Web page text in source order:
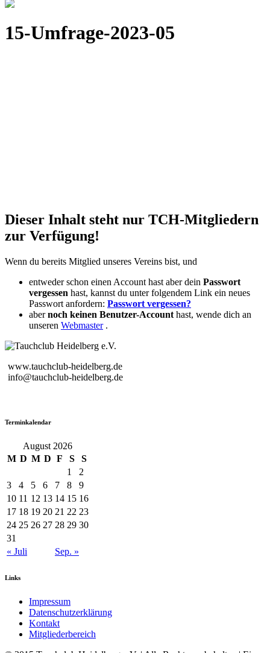
15-Umfrage-2023-05
Dieser Inhalt steht nur TCH-Mitgliedern
zur Verfügung!
Wenn du bereits Mitglied unseres Vereins bist, und
entweder schon einen Account hast aber dein Passwort
vergessen hast, kannst du unter folgendem Link ein neues
Passwort anfordern: Passwort vergessen?
abernoch keinen Benutzer-Account hast, wende dich an
unseren Webmaster.
www.tauchclub-heidelberg.de
info@tauchclub-heidelberg.de
Terminkalendar
August 2026
M D M D F S
S
1
2
3
4 5 6 7 8
9
10 11 12 13 14 15 16
17 18 19 20 21 22 23
24 25 26 27 28 29 30
31
« Juli
Sep. »
Links
Impressum
Datenschutzerklärung
Kontakt
Mitgliederbereich